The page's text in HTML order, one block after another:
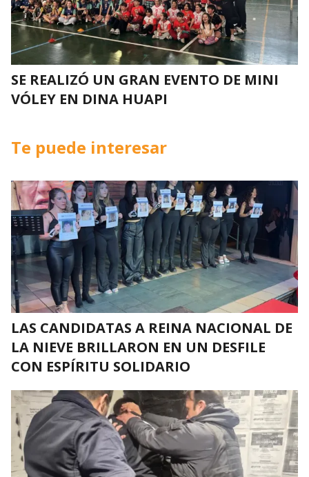
SE REALIZÓ UN GRAN EVENTO DE MINI
VÓLEY EN DINA HUAPI
Te puede interesar
LAS CANDIDATAS A REINA NACIONAL DE
LA NIEVE BRILLARON EN UN DESFILE
CON ESPÍRITU SOLIDARIO